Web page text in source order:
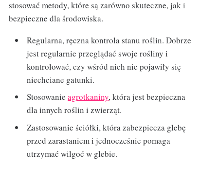
stosować metody, które są zarówno skuteczne, jak i
bezpieczne dla środowiska.
Regularna, ręczna kontrola stanu roślin. Dobrze
jest regularnie przeglądać swoje rośliny i
kontrolować, czy wśród nich nie pojawiły się
niechciane gatunki.
Stosowanieagrotkaniny, która jest bezpieczna
dla innych roślin i zwierząt.
Zastosowanie ściółki, która zabezpiecza glebę
przed zarastaniem i jednocześnie pomaga
utrzymać wilgoć w glebie.